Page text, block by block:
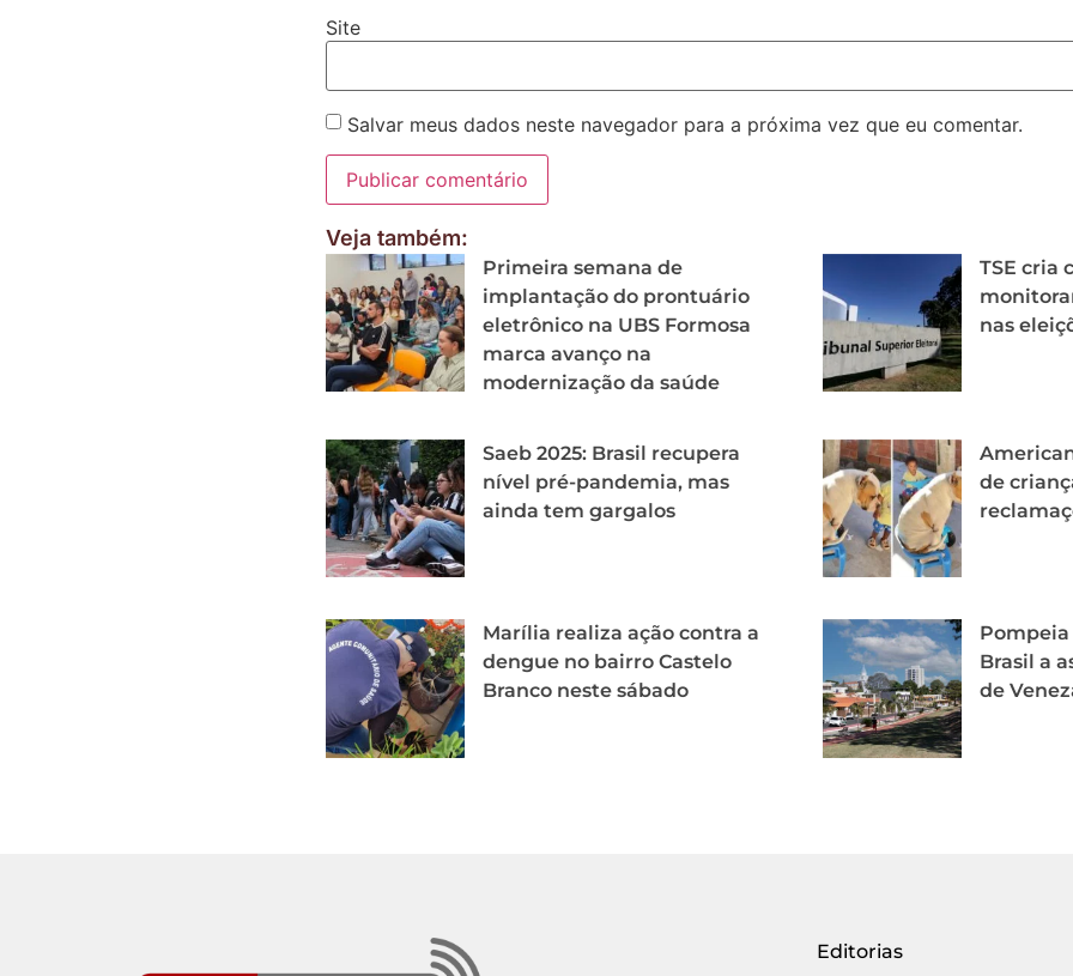
Site
Salvar meus dados neste navegador para a próxima vez que eu comentar.
Veja também:
Primeira semana de
implantação do prontuário
eletrônico na UBS Formosa
marca avanço na
modernização da saúde
TSE cria
nas
Saeb 2025: Brasil recupera
nível pré-pandemia, mas
ainda tem gargalos
de
Marília realiza ação contra a
dengue no bairro Castelo
Branco neste sábado
Pompeia
Brasil a
de
Editorias